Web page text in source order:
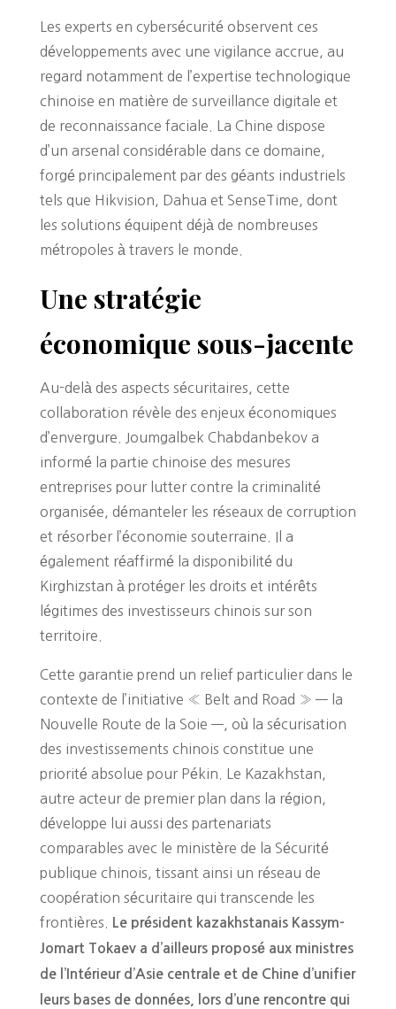
Les experts en cybersécurité observent ces
développements avec une vigilance accrue, au
regard notamment de l’expertise technologique
chinoise en matière de surveillance digitale et
de reconnaissance faciale. La Chine dispose
d’un arsenal considérable dans ce domaine,
forgé principalement par des géants industriels
tels que Hikvision, Dahua et SenseTime, dont
les solutions équipent déjà de nombreuses
métropoles à travers le monde.
Une stratégie
économique sous-jacente
Au-delà des aspects sécuritaires, cette
collaboration révèle des enjeux économiques
d’envergure. Joumgalbek Chabdanbekov a
informé la partie chinoise des mesures
entreprises pour lutter contre la criminalité
organisée, démanteler les réseaux de corruption
et résorber l’économie souterraine. Il a
également réaffirmé la disponibilité du
Kirghizstan à protéger les droits et intérêts
légitimes des investisseurs chinois sur son
territoire.
Cette garantie prend un relief particulier dans le
contexte de l’initiative « Belt and Road » — la
Nouvelle Route de la Soie —, où la sécurisation
des investissements chinois constitue une
priorité absolue pour Pékin. Le Kazakhstan,
autre acteur de premier plan dans la région,
développe lui aussi des partenariats
comparables avec le ministère de la Sécurité
publique chinois, tissant ainsi un réseau de
coopération sécuritaire qui transcende les
frontières.
Le président kazakhstanais Kassym-
Jomart Tokaev a d’ailleurs proposé aux ministres
de l’Intérieur d’Asie centrale et de Chine d’unifier
leurs bases de données, lors d’une rencontre qui